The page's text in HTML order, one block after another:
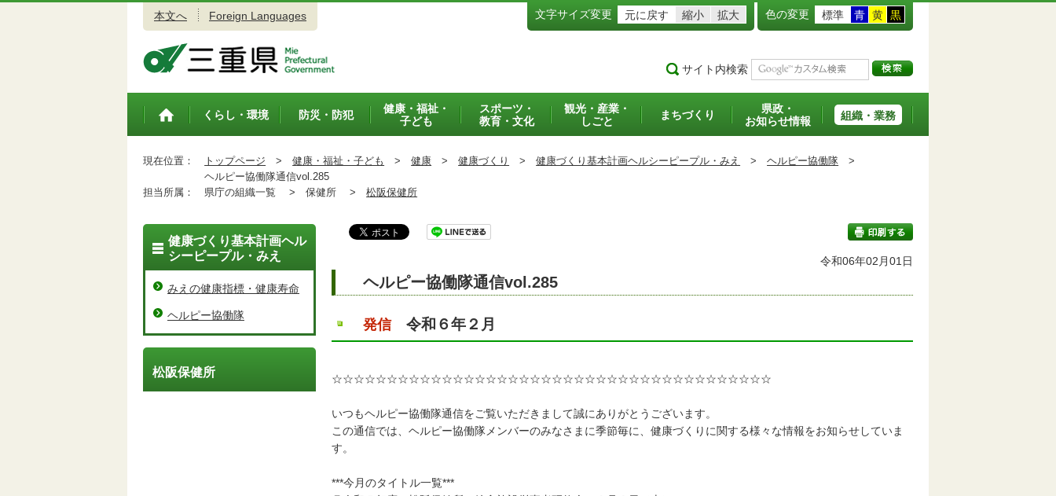
本文へ Foreign Languages 文字サイズ変更 元に戻す 縮小 拡大 色の変更 標準 青 黄 黒
サイト内検索
トップペ
くらし・環境 防災・防犯
健康・福祉・
子ども
スポーツ・
教育・文化
観光・産業・
しごと
まちづくり
県政・
お知らせ情報
組織・業務
現在位置： トップページ > 健康・福祉・子ども > 健康 > 健康づくり > 健康づくり基本計画ヘルシーピープル・みえ > ヘルピー協働隊 >
ヘルピー協働隊通信vol.285
担当所属：
県庁の組織一覧 > 保健所 > 松阪保健所
印刷する
令和06年02月01日
ヘルピー協働隊通信vol.285
発信令和６年２月
☆☆☆☆☆☆☆☆☆☆☆☆☆☆☆☆☆☆☆☆☆☆☆☆☆☆☆☆☆☆☆☆☆☆☆☆☆☆☆☆
いつもヘルピー協働隊通信をご覧いただきまして誠にありがとうございます。
この通信では、ヘルピー協働隊メンバーのみなさまに季節毎に、健康づくりに関する様々な情報をお知らせしていま
す。
***今月のタイトル一覧***
健康づくり基本計画ヘル
シーピープル・みえ
みえの健康指標・健康寿命
ヘルピー協働隊
松阪保健所